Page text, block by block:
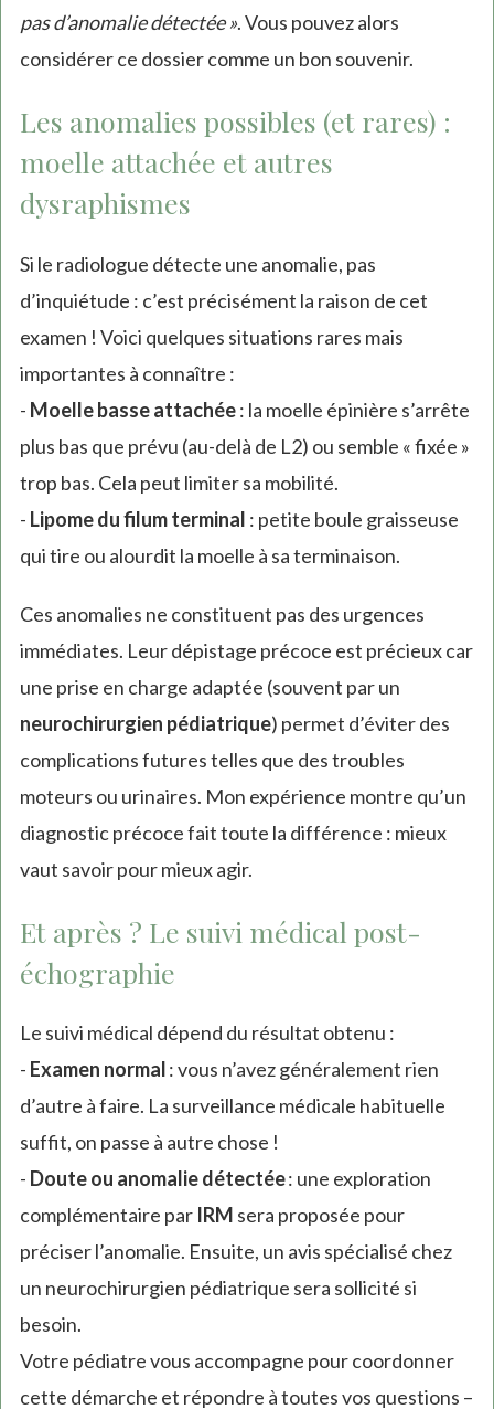
pas d’anomalie détectée ». Vous pouvez alors
considérer ce dossier comme un bon souvenir.
Les anomalies possibles (et rares) :
moelle attachée et autres
dysraphismes
Si le radiologue détecte une anomalie, pas
d’inquiétude : c’est précisément la raison de cet
examen ! Voici quelques situations rares mais
importantes à connaître :
- Moelle basse attachée: la moelle épinière s’arrête
plus bas que prévu (au-delà de L2) ou semble « fixée »
trop bas. Cela peut limiter sa mobilité.
- Lipome du filum terminal : petite boule graisseuse
qui tire ou alourdit la moelle à sa terminaison.
Ces anomalies ne constituent pas des urgences
immédiates. Leur dépistage précoce est précieux car
une prise en charge adaptée (souvent par un
neurochirurgien pédiatrique) permet d’éviter des
complications futures telles que des troubles
moteurs ou urinaires. Mon expérience montre qu’un
diagnostic précoce fait toute la différence : mieux
vaut savoir pour mieux agir.
Et après ? Le suivi médical post-
échographie
Le suivi médical dépend du résultat obtenu :
- Examen normal: vous n’avez généralement rien
d’autre à faire. La surveillance médicale habituelle
suffit, on passe à autre chose !
- Doute ou anomalie détectée: une exploration
complémentaire par IRM sera proposée pour
préciser l’anomalie. Ensuite, un avis spécialisé chez
un neurochirurgien pédiatrique sera sollicité si
besoin.
Votre pédiatre vous accompagne pour coordonner
cette démarche et répondre à toutes vos questions –